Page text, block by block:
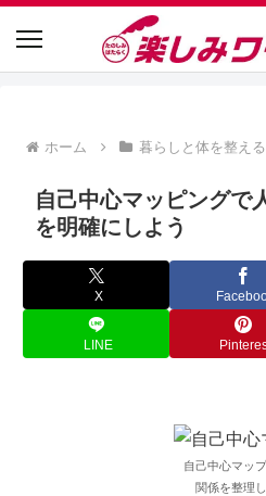
ホーム 暮らしと体を整える
自己中心マッピングで
を明確にしよう
X
LINE
自己中心マッ
関係を整理